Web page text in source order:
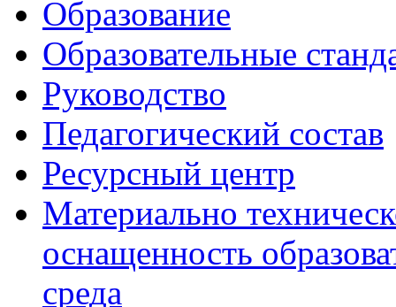
Образование
Образовательные
Руководство
Педагогический состав
Ресурсный центр
Материально
оснащенность
среда